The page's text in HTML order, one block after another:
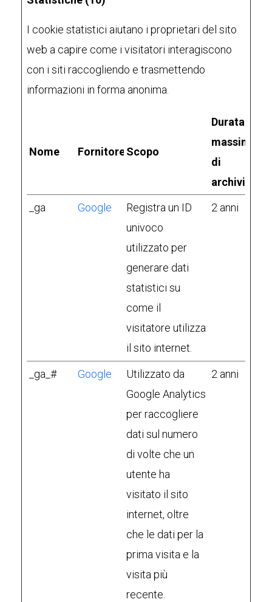
I cookie statistici aiutano i proprietari del sito
web a capire come i visitatori interagiscono
con i siti raccogliendo e trasmettendo
informazioni in forma anonima.
Nome Fornitore Scopo
Durata
massima
di
_ga
Google
Registra un ID
univoco
utilizzato per
generare dati
statistici su
come il
visitatore utilizza
il sito internet.
2 anni
_ga_# Google
Utilizzato da
Google Analytics
per raccogliere
dati sul numero
di volte che un
utente ha
visitato il sito
internet, oltre
che le dati per la
prima visita e la
visita più
recente.
2 anni